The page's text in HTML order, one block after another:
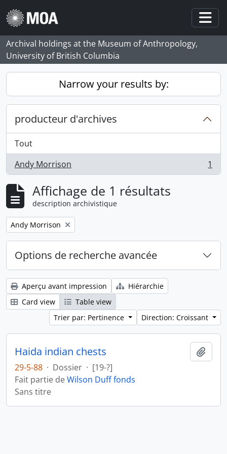
Skip to main content
Archival holdings at the Museum of Anthropology,
University of British Columbia
Narrow your results by:
producteur d'archives
Tout
Andy Morrison
, 1 résultats 1
Affichage de 1 résultats
description archivistique
Remove filter:
Andy Morrison
Options de recherche avancée
Aperçu avant impression
Hiérarchie
Card view
Table view
Trier par: Pertinence
Direction: Croissant
Haida indian chests
29-5-88 · Dossier · [19-?]
Fait partie deWilson Duff fonds
Sans titre